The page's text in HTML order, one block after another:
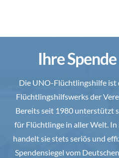
Ihre
Die UNO-Flüchtlingshilfe ist
Flüchtlingshilfswerks der
Bereits seit 1980 unterstützt
für Flüchtlinge in aller Welt.
handelt sie stets seriös und
Spendensiegel vom